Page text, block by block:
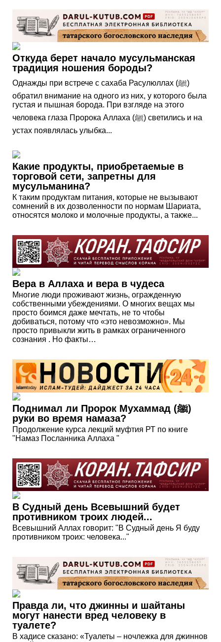
Откуда берет начало мусульманская
традиция ношения бороды?
Однажды при встрече с сахаба Расулюллах (ﷺ)
обратил внимание на одного из них, у которого была
густая и пышная борода. При взгляде на этого
человека глаза Пророка Аллаха (ﷺ) светились и на
устах появлялась улыбка...
Какие продукты, приобретаемые в
торговой сети, запретны для
мусульманина?
К таким продуктам питания, которые не вызывают
сомнений в их дозволенности по нормам Шариата,
относятся молоко и молочные продукты, а также...
Вера в Аллаха и вера в чудеса
Многие люди проживают жизнь, огражденную
собственными убеждениями. О многих вещах мы
просто боимся даже мечтать, не то чтобы
добиваться, потому что «это невозможно». Мы
просто привыкли жить в рамках ограниченного
сознания . Но факты…
Поднимал ли Пророк Мухаммад (ﷺ)
руки во время намаза?
Продолжение курса лекций муфтия РТ по книге
"Намаз Посланника Аллаха "
В Судный день Всевышний будет
противником троих людей...
Всевышний Аллах говорит: "В Судный день Я буду
противником троих: человека..."
Правда ли, что джинны и шайтаны
могут нанести вред человеку в
туалете?
В хадисе сказано: «Туалеты – ночлежка для джиннов